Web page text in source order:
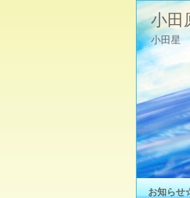
小田
小田星
お知ら